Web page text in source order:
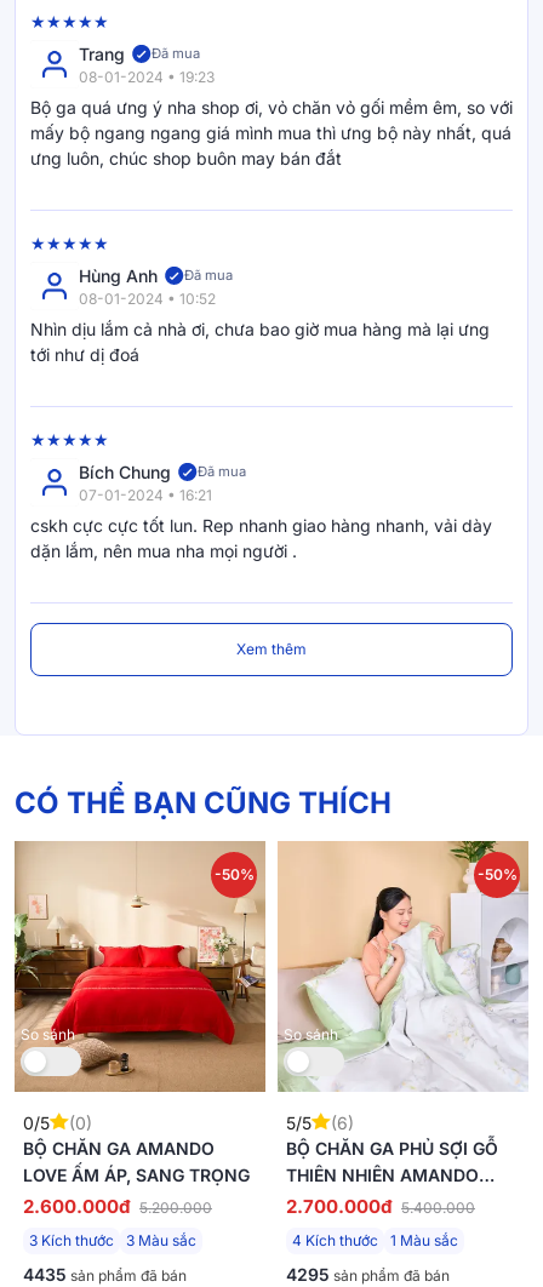
Trang Đã mua
08-01-2024 • 19:23
Bộ ga quá ưng ý nha shop ơi, vỏ chăn vỏ gối mềm êm, so với
mấy bộ ngang ngang giá mình mua thì ưng bộ này nhất, quá
ưng luôn, chúc shop buôn may bán đắt
Hùng Anh Đã mua
08-01-2024 • 10:52
Nhìn dịu lắm cả nhà ơi, chưa bao giờ mua hàng mà lại ưng
tới như dị đoá
Bích Chung Đã mua
07-01-2024 • 16:21
cskh cực cực tốt lun. Rep nhanh giao hàng nhanh, vải dày
dặn lắm, nên mua nha mọi người .
Xem thêm
CÓ THỂ BẠN CŨNG THÍCH
So sánh
-50%
0/5
(0)
BỘ CHĂN GA AMANDO
LOVE ẤM ÁP, SANG TRỌNG
2.600.000đ 5.200.000
3 Kích thước
3 Màu sắc
4435 sản phẩm đã bán
So sánh
-50%
5/5
(6)
BỘ CHĂN GA PHỦ SỢI GỖ
THIÊN NHIÊN AMANDO
JAMILA 5 CHI TIẾT LC007
2.700.000đ 5.400.000
4 Kích thước
1 Màu sắc
4295 sản phẩm đã bán